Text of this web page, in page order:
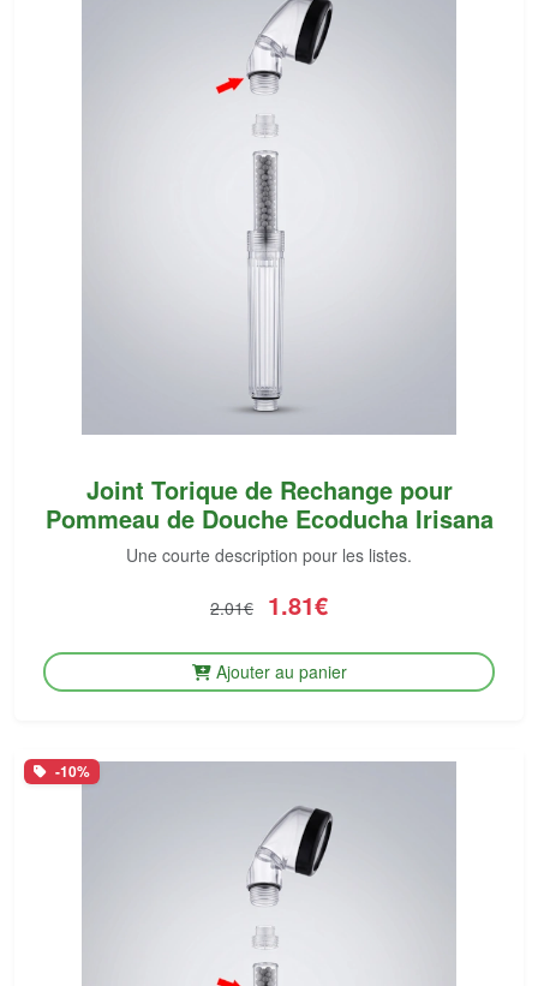
Joint Torique de Rechange pour
Pommeau de Douche Ecoducha Irisana
Une courte description pour les listes.
2.01€ 1.81€
Ajouter au panier
-10%